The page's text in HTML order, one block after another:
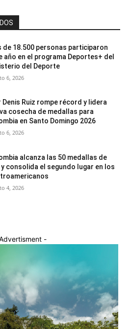
de 18.500 personas participaron
año en el programa Deportes+ del
del Deporte
6, 2026
Denis Ruiz rompe récord y lidera
cosecha de medallas para
en Santo Domingo 2026
6, 2026
alcanza las 50 medallas de
consolida el segundo lugar en los
4, 2026
-